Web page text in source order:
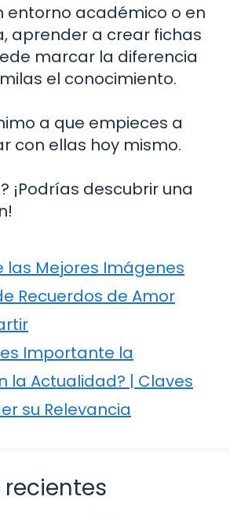
entorno académico o en
aprender a crear fichas
marcar la diferencia
el conocimiento.
a que empieces a
con ellas hoy mismo.
¡Podrías descubrir una
las Mejores Imágenes
Recuerdos de Amor
Importante la
la Actualidad? | Claves
su Relevancia